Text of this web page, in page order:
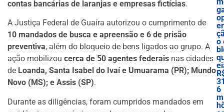
contas bancárias de laranjas e empresas fictícias.
A Justiça Federal de Guaíra autorizou o cumprimento de
10 mandados de busca e apreensão e 6 de prisão
preventiva, além do bloqueio de bens ligados ao grupo. A
ação mobilizou cerca de 50 agentes federais nas cidades
de Loanda, Santa Isabel do Ivaí e Umuarama (PR); Mundo
Novo (MS); e Assis (SP).
Durante as diligências, foram cumpridos mandados em
o
6